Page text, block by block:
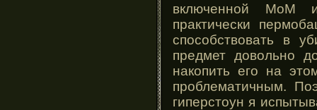
включенной МоМ
практически
способствовать в
предмет довольно
накопить его на
проблематичным.
гиперстоун я